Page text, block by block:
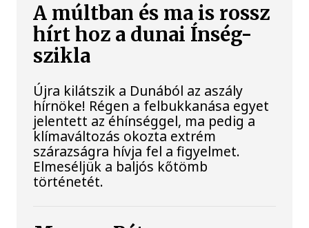
A múltban és ma is rossz
hírt hoz a dunai Ínség-
szikla
Újra kilátszik a Dunából az aszály
hírnöke! Régen a felbukkanása egyet
jelentett az éhínséggel, ma pedig a
klímaváltozás okozta extrém
szárazságra hívja fel a figyelmet.
Elmeséljük a baljós kőtömb
történetét.